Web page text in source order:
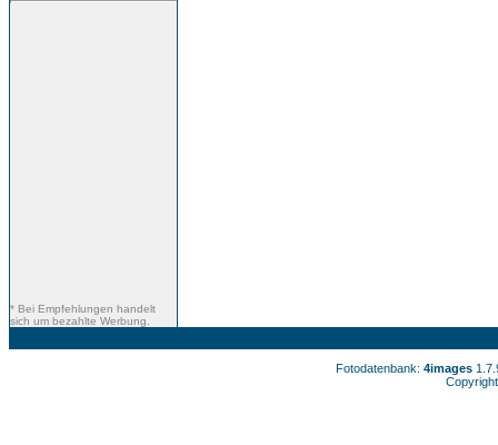
* Bei Empfehlungen handelt
sich um bezahlte Werbung.
Fotodatenbank: 4images